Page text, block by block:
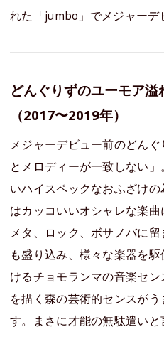
れた「jumbo」でメジャーデ
どんぐりずのユーモア
（2017〜2019年）
メジャーデビュー前のどん
とメロディーが一致しない
いハイスペックなおふざけ
はカッコいいオシャレな楽
メタ、ロック、ボサノバに
も盛り込み、様々な楽器を
けるチョモランマの音楽セ
を描く森の芸術的センスが
す。まさに才能の無駄遣いと